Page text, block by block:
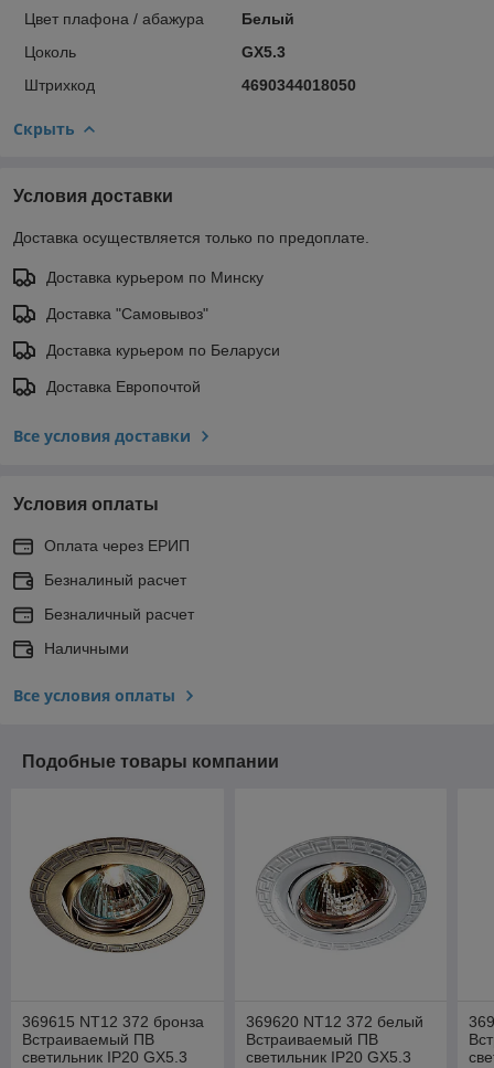
Цвет плафона / абажура
Белый
Цоколь
GX5.3
Штрихкод
4690344018050
Скрыть
Условия доставки
Доставка осуществляется только по предоплате.
Доставка курьером по Минску
Доставка "Самовывоз"
Доставка курьером по Беларуси
Доставка Европочтой
Все условия доставки
Условия оплаты
Оплата через ЕРИП
Безналиный расчет
Безналичный расчет
Наличными
Все условия оплаты
Подобные товары компании
369615 NT12 372 бронза
Встраиваемый ПВ
светильник IP20 GX5.3
369620 NT12 372 белый
Встраиваемый ПВ
светильник IP20 GX5.3